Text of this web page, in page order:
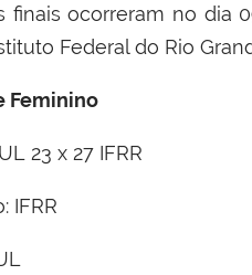
finais ocorreram no dia
Federal do Rio
Feminino
23 x 27 IFRR
IFRR